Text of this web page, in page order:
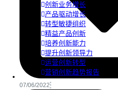
创新业务增长
产品驱动增长
转型敏捷组织
精益产品创新
培养创新能力
提升创新领导力
运营创新转型
营销创新趋势报告
07/06/2022